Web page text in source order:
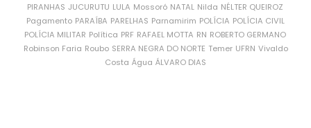
PIRANHAS JUCURUTU LULA Mossoró NATAL Nilda NÉLTER QUEIROZ
Pagamento PARAÍBA PARELHAS Parnamirim POLÍCIA POLÍCIA CIVIL
POLÍCIA MILITAR Política PRF RAFAEL MOTTA RN ROBERTO GERMANO
Robinson Faria Roubo SERRA NEGRA DO NORTE Temer UFRN Vivaldo
Costa Água ÁLVARO DIAS